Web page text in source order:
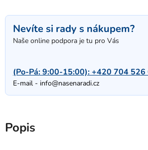
Nevíte si rady s nákupem?
Naše online podpora je tu pro Vás
(Po-Pá: 9:00-15:00):+420 704 526
E-mail - info@nasenaradi.cz
Popis